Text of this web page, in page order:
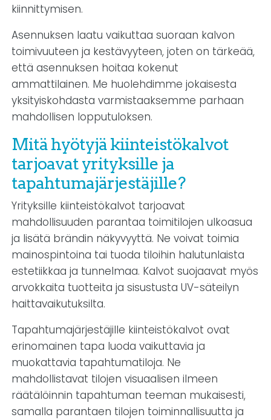
kiinnittymisen.
Asennuksen laatu vaikuttaa suoraan kalvon
toimivuuteen ja kestävyyteen, joten on tärkeää,
että asennuksen hoitaa kokenut
ammattilainen. Me huolehdimme jokaisesta
yksityiskohdasta varmistaaksemme parhaan
mahdollisen lopputuloksen.
Mitä hyötyjä kiinteistökalvot
tarjoavat yrityksille ja
tapahtumajärjestäjille?
Yrityksille kiinteistökalvot tarjoavat
mahdollisuuden parantaa toimitilojen ulkoasua
ja lisätä brändin näkyvyyttä. Ne voivat toimia
mainospintoina tai tuoda tiloihin halutunlaista
estetiikkaa ja tunnelmaa. Kalvot suojaavat myös
arvokkaita tuotteita ja sisustusta UV-säteilyn
haittavaikutuksilta.
Tapahtumajärjestäjille kiinteistökalvot ovat
erinomainen tapa luoda vaikuttavia ja
muokattavia tapahtumatiloja. Ne
mahdollistavat tilojen visuaalisen ilmeen
räätälöinnin tapahtuman teeman mukaisesti,
samalla parantaen tilojen toiminnallisuutta ja